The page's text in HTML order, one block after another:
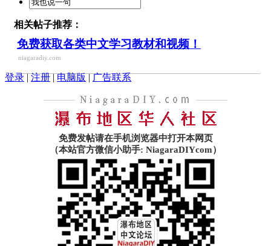
相关帖子推荐：
免费获取各类中文学习教材和视频！
niagaradiy.com
登录|注册|电脑版|广告联系
免费发帖请在手机浏览器中打开本网页
（本站官方微信小助手: NiagaraDIYcom）